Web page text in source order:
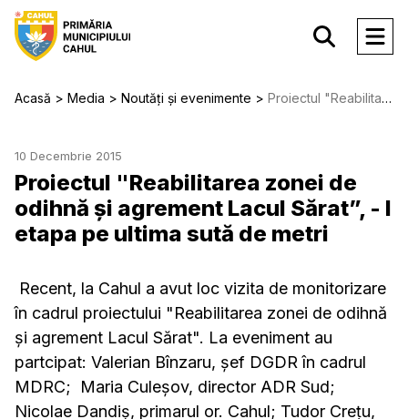
Acasă Media Noutăți și evenimente Proiectul "Reabilitarea zonei de odihnă și agrement Lacul Sărat”, - I etapa pe ultima sută de metri
10 Decembrie 2015
Proiectul "Reabilitarea zonei de
odihnă și agrement Lacul Sărat”, - I
etapa pe ultima sută de metri
Recent, la Cahul a avut loc vizita de monitorizare
în cadrul proiectului "Reabilitarea zonei de odihnă
și agrement Lacul Sărat". La eveniment au
partcipat: Valerian Bînzaru, şef DGDR în cadrul
MDRC; Maria Culeşov, director ADR Sud;
Nicolae Dandiş, primarul or. Cahul; Tudor Crețu,